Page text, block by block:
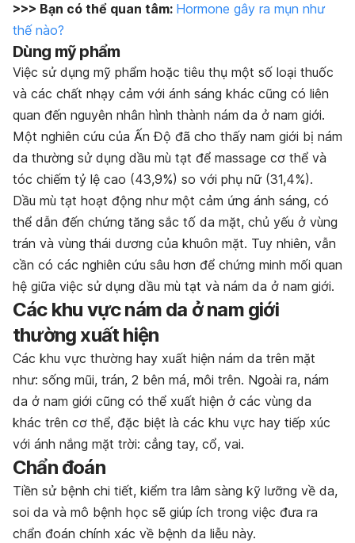
>>> Bạn có thể quan tâm: Hormone gây ra mụn như
thế nào?
Dùng mỹ phẩm
Việc sử dụng mỹ phẩm hoặc tiêu thụ một số loại thuốc
và các chất nhạy cảm với ánh sáng khác cũng có liên
quan đến nguyên nhân hình thành nám da ở nam giới.
Một nghiên cứu của Ấn Độ đã cho thấy nam giới bị nám
da thường sử dụng dầu mù tạt để massage cơ thể và
tóc chiếm tỷ lệ cao (43,9%) so với phụ nữ (31,4%).
Dầu mù tạt hoạt động như một cảm ứng ánh sáng, có
thể dẫn đến chứng tăng sắc tố da mặt, chủ yếu ở vùng
trán và vùng thái dương của khuôn mặt. Tuy nhiên, vẫn
cần có các nghiên cứu sâu hơn để chứng minh mối quan
hệ giữa việc sử dụng dầu mù tạt và nám da ở nam giới.
Các khu vực nám da ở nam giới
thường xuất hiện
Các khu vực thường hay xuất hiện nám da trên mặt
như: sống mũi, trán, 2 bên má, môi trên. Ngoài ra, nám
da ở nam giới cũng có thể xuất hiện ở các vùng da
khác trên cơ thể, đặc biệt là các khu vực hay tiếp xúc
với ánh nắng mặt trời: cẳng tay, cổ, vai.
Chẩn đoán
Tiền sử bệnh chi tiết, kiểm tra lâm sàng kỹ lưỡng về da,
soi da và mô bệnh học sẽ giúp ích trong việc đưa ra
chẩn đoán chính xác về bệnh da liễu này.